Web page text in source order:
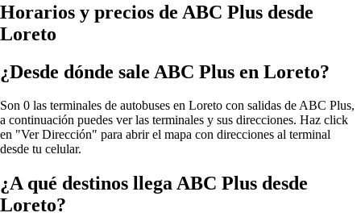
Horarios y precios de ABC Plus desde
Loreto
¿Desde dónde sale ABC Plus en Loreto?
Son 0 las terminales de autobuses en Loreto con salidas de ABC Plus,
a continuación puedes ver las terminales y sus direcciones. Haz click
en "Ver Dirección" para abrir el mapa con direcciones al terminal
desde tu celular.
¿A qué destinos llega ABC Plus desde
Loreto?